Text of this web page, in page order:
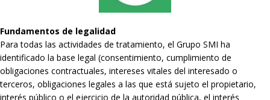
Fundamentos de legalidad
Para todas las actividades de tratamiento, el Grupo SMI ha
identificado la base legal (consentimiento, cumplimiento de
obligaciones contractuales, intereses vitales del interesado o
terceros, obligaciones legales a las que está sujeto el propietario,
interés público o el ejercicio de la autoridad pública, el interés